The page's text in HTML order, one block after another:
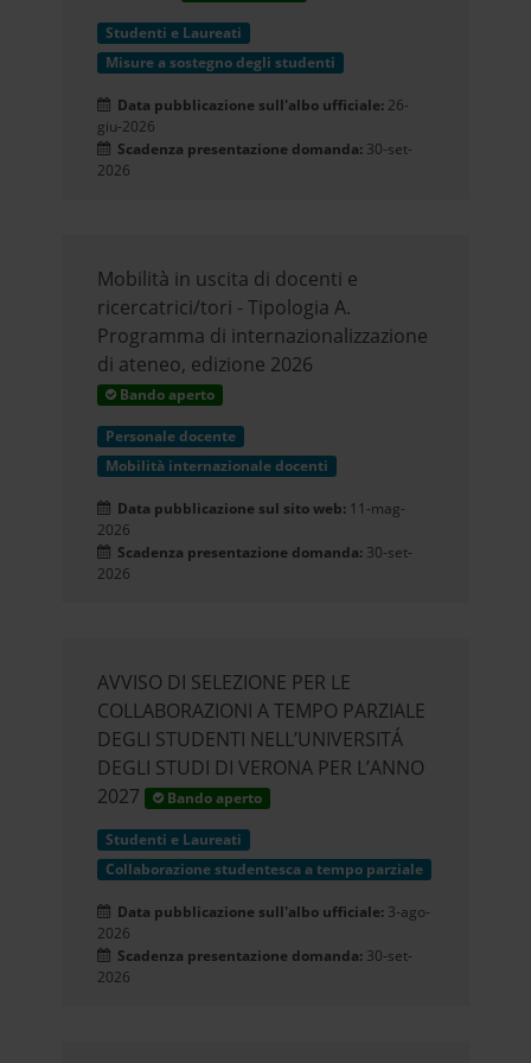
Studenti e Laureati
Misure a sostegno degli studenti
Data pubblicazione sull'albo ufficiale: 26-
giu-2026
Scadenza presentazione domanda: 30-set-
2026
Mobilità in uscita di docenti e
ricercatrici/tori - Tipologia A.
Programma di internazionalizzazione
di ateneo, edizione 2026
Bando aperto
Personale docente
Mobilità internazionale docenti
Data pubblicazione sul sito web: 11-mag-
2026
Scadenza presentazione domanda: 30-set-
2026
AVVISO DI SELEZIONE PER LE
COLLABORAZIONI A TEMPO PARZIALE
DEGLI STUDENTI NELL’UNIVERSITÁ
DEGLI STUDI DI VERONA PER L’ANNO
2027
Bando aperto
Studenti e Laureati
Collaborazione studentesca a tempo parziale
Data pubblicazione sull'albo ufficiale: 3-ago-
2026
Scadenza presentazione domanda: 30-set-
2026